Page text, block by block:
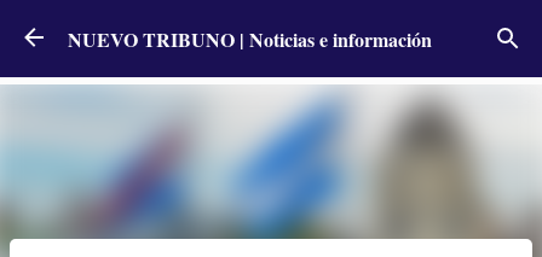
Ir al contenido principal
NUEVO TRIBUNO | Noticias e información